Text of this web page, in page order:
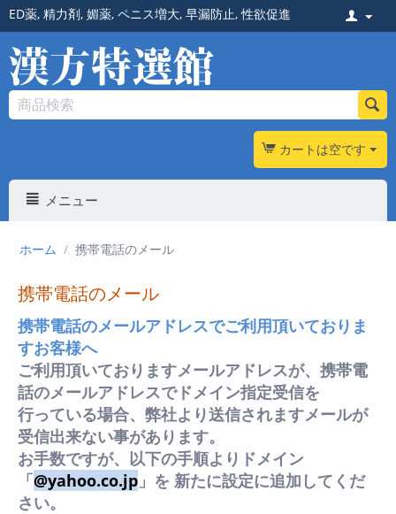
ED薬, 精力剤, 媚薬, ペニス増大, 早漏防止,性欲促進
カートは空です
メニュー
ホーム / 携帯電話のメール
携帯電話のメール
携帯電話のメールアドレスでご利用頂いておりま
すお客様へ
ご利用頂いておりますメールアドレスが、携帯電
話のメールアドレスでドメイン指定受信を
行っている場合、弊社より送信されますメールが
受信出来ない事があります。
お手数ですが、以下の手順よりドメイン
「@yahoo.co.jp 」を 新たに設定に追加してくだ
さい。